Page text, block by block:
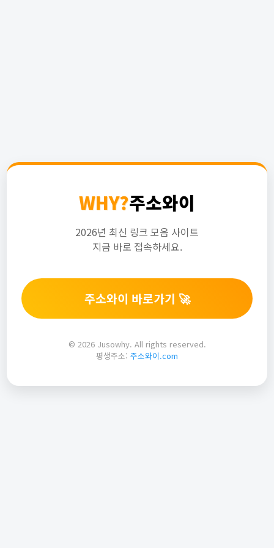
WHY?주소와이
2026년 최신 링크 모음 사이트
지금 바로 접속하세요.
주소와이 바로가기 🚀
© 2026 Jusowhy. All rights reserved.
평생주소: 주소와이.com